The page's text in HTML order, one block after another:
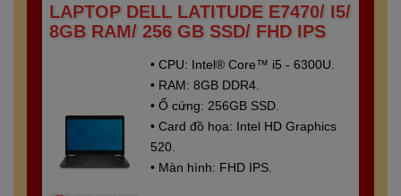
LAPTOP DELL LATITUDE E7470/ I5/
8GB RAM/ 256 GB SSD/ FHD IPS
• CPU: Intel® Core™ i5 - 6300U.
• RAM: 8GB DDR4.
• Ổ cứng: 256GB SSD.
• Card đồ họa: Intel HD Graphics
520.
• Màn hình: FHD IPS.